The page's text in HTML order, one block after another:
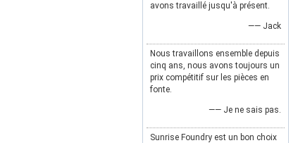
avons travaillé jusqu'à présent.
—— Jack
Nous travaillons ensemble depuis
cinq ans, nous avons toujours un
prix compétitif sur les pièces en
fonte.
—— Je ne sais pas.
Sunrise Foundry est un bon choix